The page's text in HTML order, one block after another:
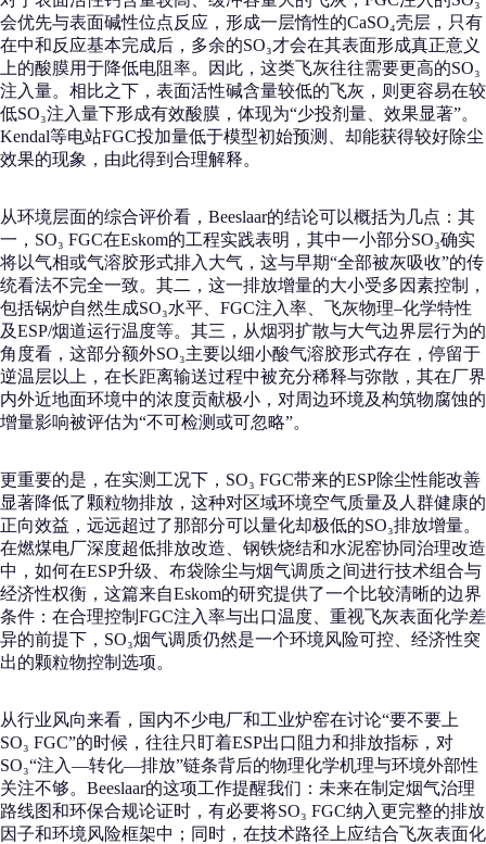
会优先与表面碱性位点反应，形成一层惰性的CaSO₄壳层，只有
在中和反应基本完成后，多余的SO₃才会在其表面形成真正意义
上的酸膜用于降低电阻率。因此，这类飞灰往往需要更高的SO₃
注入量。相比之下，表面活性碱含量较低的飞灰，则更容易在较
低SO₃注入量下形成有效酸膜，体现为“少投剂量、效果显著”。
Kendal等电站FGC投加量低于模型初始预测、却能获得较好除尘
效果的现象，由此得到合理解释。
从环境层面的综合评价看，Beeslaar的结论可以概括为几点：其
一，SO₃ FGC在Eskom的工程实践表明，其中一小部分SO₃确实
将以气相或气溶胶形式排入大气，这与早期“全部被灰吸收”的传
统看法不完全一致。其二，这一排放增量的大小受多因素控制，
包括锅炉自然生成SO₃水平、FGC注入率、飞灰物理–化学特性
及ESP/烟道运行温度等。其三，从烟羽扩散与大气边界层行为的
角度看，这部分额外SO₃主要以细小酸气溶胶形式存在，停留于
逆温层以上，在长距离输送过程中被充分稀释与弥散，其在厂界
内外近地面环境中的浓度贡献极小，对周边环境及构筑物腐蚀的
增量影响被评估为“不可检测或可忽略”。
更重要的是，在实测工况下，SO₃ FGC带来的ESP除尘性能改善
显著降低了颗粒物排放，这种对区域环境空气质量及人群健康的
正向效益，远远超过了那部分可以量化却极低的SO₃排放增量。
在燃煤电厂深度超低排放改造、钢铁烧结和水泥窑协同治理改造
中，如何在ESP升级、布袋除尘与烟气调质之间进行技术组合与
经济性权衡，这篇来自Eskom的研究提供了一个比较清晰的边界
条件：在合理控制FGC注入率与出口温度、重视飞灰表面化学差
异的前提下，SO₃烟气调质仍然是一个环境风险可控、经济性突
出的颗粒物控制选项。
从行业风向来看，国内不少电厂和工业炉窑在讨论“要不要上
SO₃ FGC”的时候，往往只盯着ESP出口阻力和排放指标，对
SO₃“注入—转化—排放”链条背后的物理化学机理与环境外部性
关注不够。Beeslaar的这项工作提醒我们：未来在制定烟气治理
路线图和环保合规论证时，有必要将SO₃ FGC纳入更完整的排放
因子和环境风险框架中；同时，在技术路径上应结合飞灰表面化